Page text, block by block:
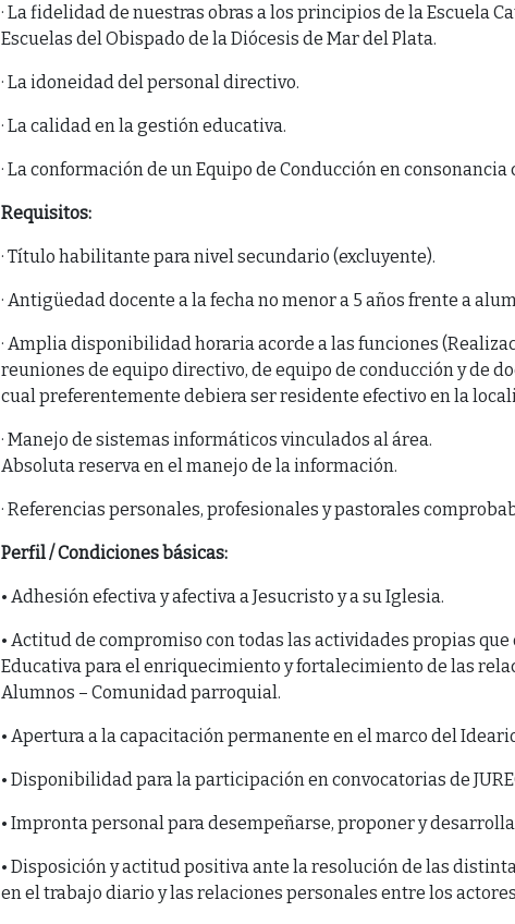
· La fidelidad de nuestras obras a los principios de la Escuela
Escuelas del Obispado de la Diócesis de Mar del Plata.
· La idoneidad del personal directivo.
· La calidad en la gestión educativa.
· La conformación de un Equipo de Conducción en
Requisitos:
· Título habilitante para nivel secundario (excluyente).
· Antigüedad docente a la fecha no menor a 5 años frente a
· Amplia disponibilidad horaria acorde a las funciones
reuniones de equipo directivo, de equipo de conducción y de
cual preferentemente debiera ser residente efectivo en la
· Manejo de sistemas informáticos vinculados al área.
Absoluta reserva en el manejo de la información.
· Referencias personales, profesionales y pastorales
Perfil / Condiciones básicas:
• Adhesión efectiva y afectiva a Jesucristo y a su Iglesia.
• Actitud de compromiso con todas las actividades propias
Educativa para el enriquecimiento y fortalecimiento de las
Alumnos – Comunidad parroquial.
• Apertura a la capacitación permanente en el marco del
• Disponibilidad para la participación en convocatorias de
• Impronta personal para desempeñarse, proponer y
• Disposición y actitud positiva ante la resolución de las
en el trabajo diario y las relaciones personales entre los